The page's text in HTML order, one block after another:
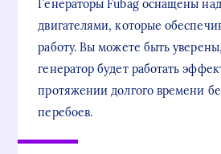
Генераторы Fubag оснащены
двигателями, которые
работу. Вы можете быть
генератор будет работать
протяжении долгого времени
перебоев.